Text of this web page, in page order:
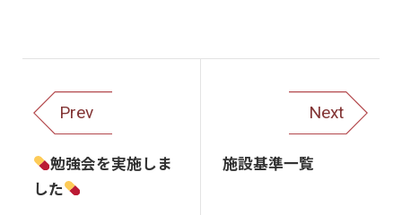
Prev
勉強会を実施しま
した
Next
施設基準一覧